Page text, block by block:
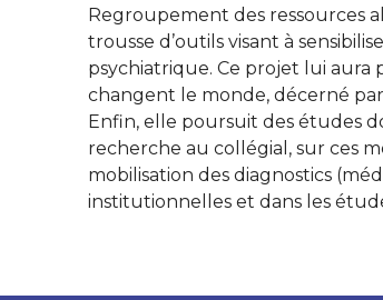
Regroupement des ressources
trousse d’outils visant à
psychiatrique. Ce projet lui aura
changent le monde, décerné par
Enfin, elle poursuit des études
recherche au collégial, sur ces
mobilisation des diagnostics
institutionnelles et dans les